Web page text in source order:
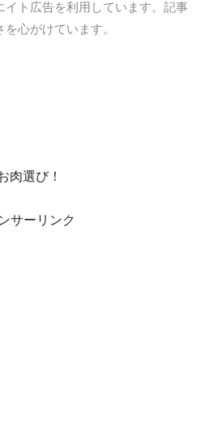
ト広告を利用しています。記事
心がけています。
肉選び！
サーリンク